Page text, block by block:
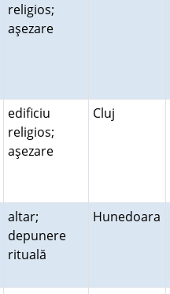
religios;
aşezare
edificiu
religios;
aşezare
Cluj
altar;
depunere
rituală
Hunedoara